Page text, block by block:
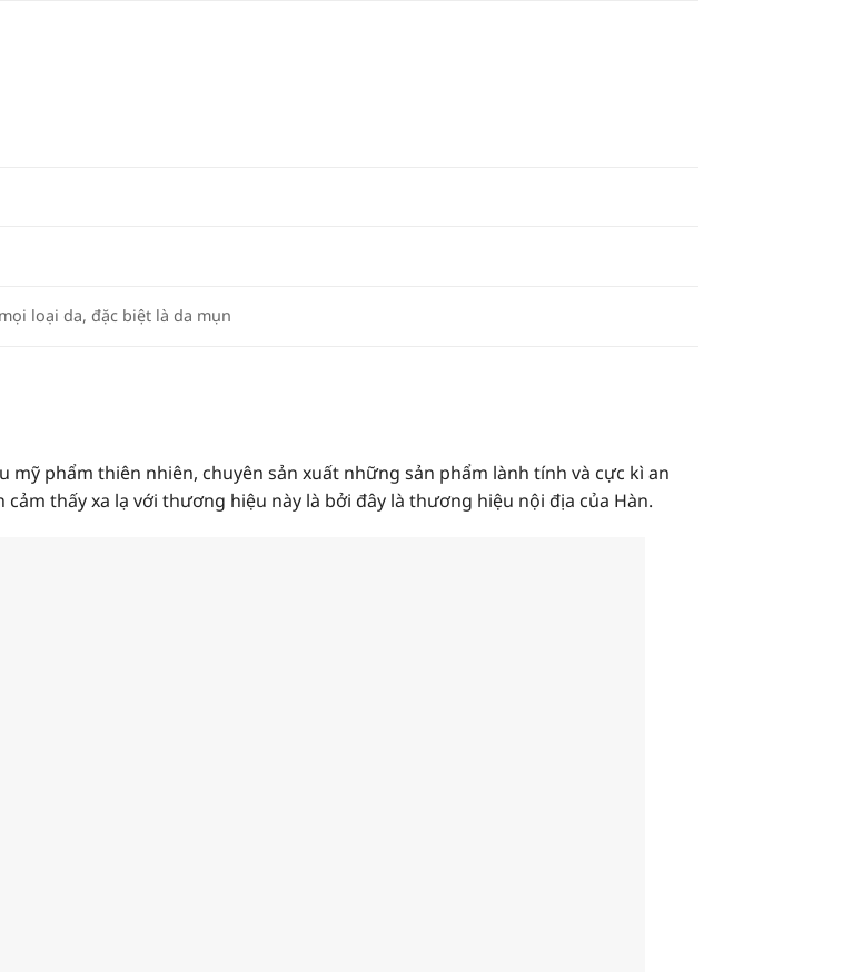
loại da, đặc biệt là da mụn
phẩm thiên nhiên, chuyên sản xuất những sản phẩm lành tính và cực kì an
thấy xa lạ với thương hiệu này là bởi đây là thương hiệu nội địa của Hàn.